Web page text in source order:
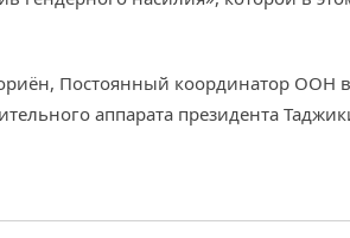
Постоянный координатор ООН
аппарата президента